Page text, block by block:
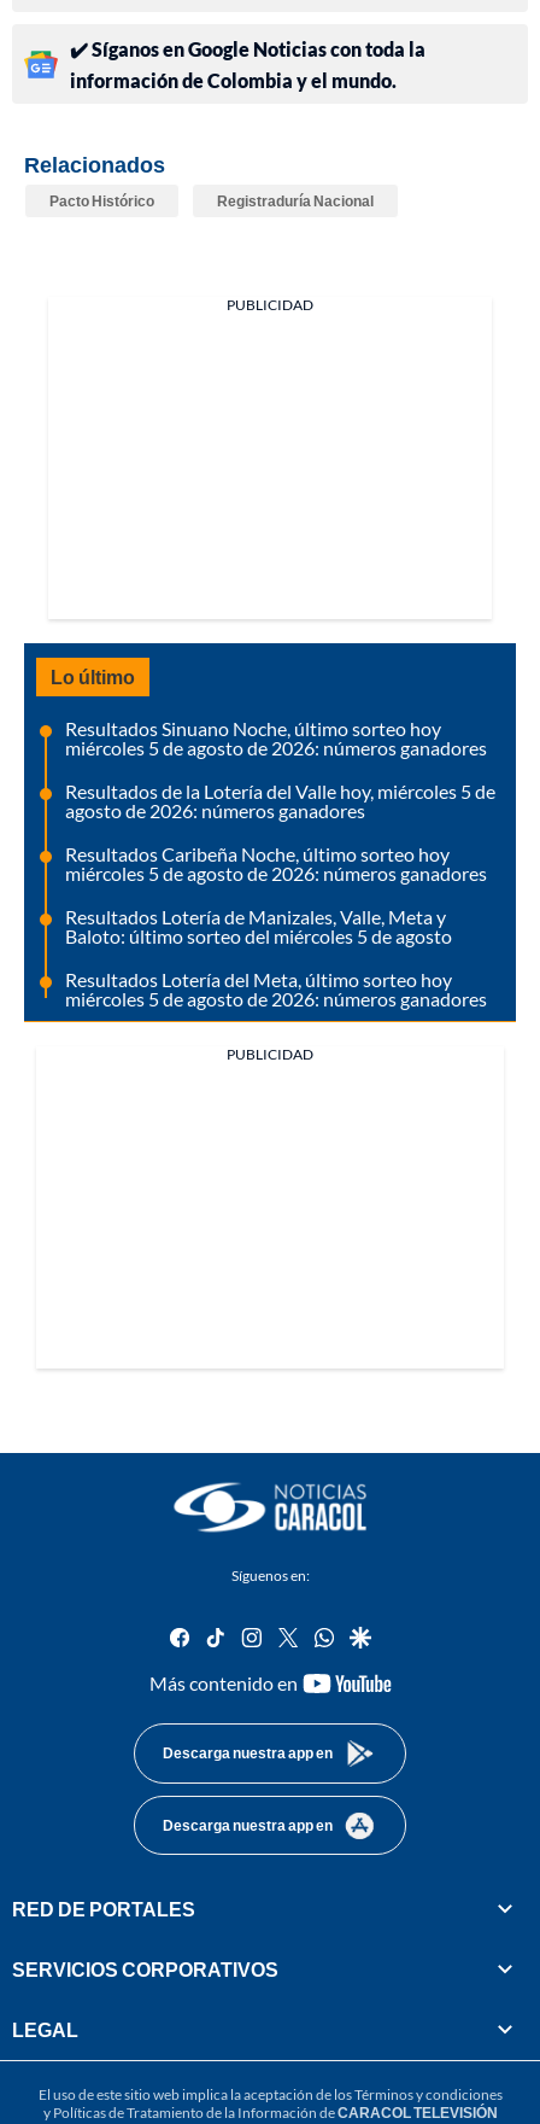
✔️ Síganos en Google Noticias con toda la
información de Colombia y el mundo.
Relacionados
Pacto Histórico Registraduría Nacional
PUBLICIDAD
Lo último
Resultados Sinuano Noche, último sorteo hoy
miércoles 5 de agosto de 2026: números ganadores
Resultados de la Lotería del Valle hoy, miércoles 5 de
agosto de 2026: números ganadores
Resultados Caribeña Noche, último sorteo hoy
miércoles 5 de agosto de 2026: números ganadores
Resultados Lotería de Manizales, Valle, Meta y
Baloto: último sorteo del miércoles 5 de agosto
Resultados Lotería del Meta, último sorteo hoy
miércoles 5 de agosto de 2026: números ganadores
PUBLICIDAD
Síguenos en:
facebook
tiktok instagram
twitterwhatsapp
google
Más contenido en
youtube-
Descarga nuestra app en
Descarga nuestra app en
RED DE PORTALES
SERVICIOS CORPORATIVOS
LEGAL
El uso de este sitio web implica la aceptación de losTérminos y condiciones
y Políticas de Tratamiento de la Información deCARACOL TELEVISIÓN